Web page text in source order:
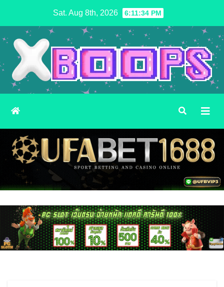
content
Sat. Aug 8th, 2026 6:11:36 PM